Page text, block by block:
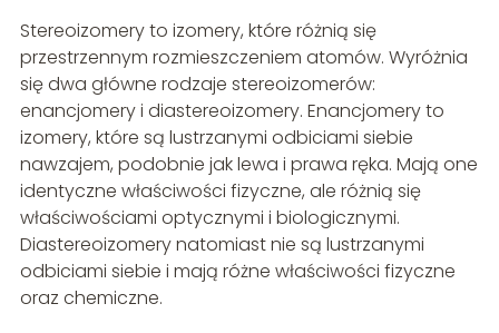
Stereoizomery to izomery, które różnią się
przestrzennym rozmieszczeniem atomów. Wyróżnia
się dwa główne rodzaje stereoizomerów:
enancjomery i diastereoizomery. Enancjomery to
izomery, które są lustrzanymi odbiciami siebie
nawzajem, podobnie jak lewa i prawa ręka. Mają one
identyczne właściwości fizyczne, ale różnią się
właściwościami optycznymi i biologicznymi.
Diastereoizomery natomiast nie są lustrzanymi
odbiciami siebie i mają różne właściwości fizyczne
oraz chemiczne.